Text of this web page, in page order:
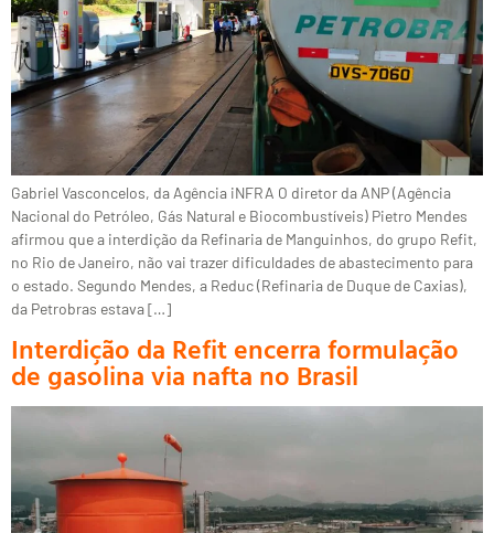
Gabriel Vasconcelos, da Agência iNFRA O diretor da ANP (Agência
Nacional do Petróleo, Gás Natural e Biocombustíveis) Pietro Mendes
afirmou que a interdição da Refinaria de Manguinhos, do grupo Refit,
no Rio de Janeiro, não vai trazer dificuldades de abastecimento para
o estado. Segundo Mendes, a Reduc (Refinaria de Duque de Caxias),
da Petrobras estava […]
Interdição da Refit encerra formulação
de gasolina via nafta no Brasil